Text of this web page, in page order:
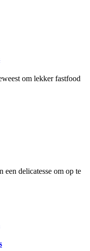
om lekker fastfood
een delicatesse om op te